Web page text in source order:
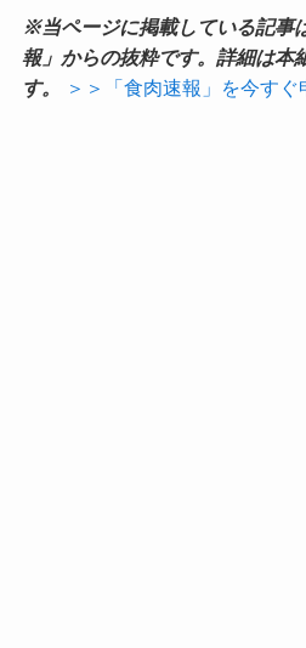
※当ページに掲載している記事
報」からの抜粋です。詳細は本
す。
＞＞「食肉速報」を今すぐ